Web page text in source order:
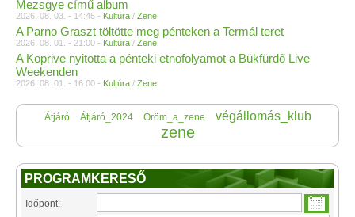
Mezsgye című album
2026. 08. 03. - 14:45 - Kultúra / Zene
A Parno Graszt töltötte meg pénteken a Termál teret
2026. 08. 01. - 21:00 - Kultúra / Zene
A Koprive nyitotta a pénteki etnofolyamot a Bükfürdő Live
Weekenden
2026. 08. 01. - 16:00 - Kultúra / Zene
Átjáró Átjáró_2024 Öröm_a_zene végállomás_klub
zene
PROGRAMKERESŐ
Időpont: